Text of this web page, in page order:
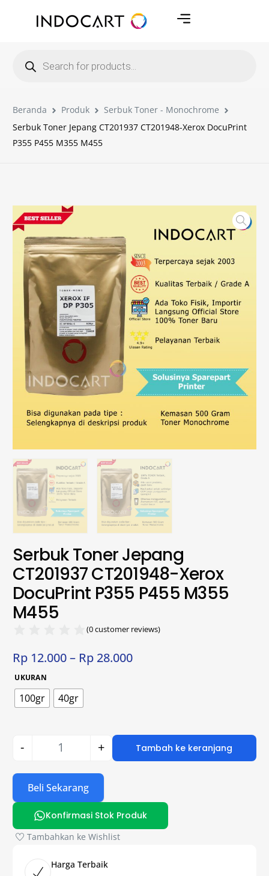
Beranda Produk
Serbuk Toner - Monochrome
Serbuk Toner Jepang CT201937 CT201948-Xerox DocuPrint
P355 P455 M355 M455
Serbuk Toner Jepang
CT201937 CT201948-Xerox
DocuPrint P355 P455 M355
M455
(0customer reviews)
Rp 12.000– Rp 28.000
UKURAN
100gr 40gr
- + Tambah ke keranjang
Beli Sekarang
Konfirmasi Stok Produk
Tambahkan ke Wishlist
Harga Terbaik